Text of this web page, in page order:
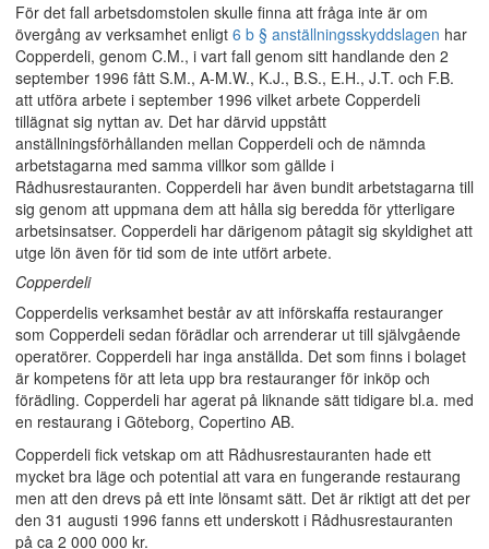
För det fall arbetsdomstolen skulle finna att fråga inte är om
övergång av verksamhet enligt 6 b § anställningsskyddslagen har
Copperdeli, genom C.M., i vart fall genom sitt handlande den 2
september 1996 fått S.M., A-M.W., K.J., B.S., E.H., J.T. och F.B.
att utföra arbete i september 1996 vilket arbete Copperdeli
tillägnat sig nyttan av. Det har därvid uppstått
anställningsförhållanden mellan Copperdeli och de nämnda
arbetstagarna med samma villkor som gällde i
Rådhusrestauranten. Copperdeli har även bundit arbetstagarna till
sig genom att uppmana dem att hålla sig beredda för ytterligare
arbetsinsatser. Copperdeli har därigenom påtagit sig skyldighet att
utge lön även för tid som de inte utfört arbete.
Copperdeli
Copperdelis verksamhet består av att införskaffa restauranger
som Copperdeli sedan förädlar och arrenderar ut till självgående
operatörer. Copperdeli har inga anställda. Det som finns i bolaget
är kompetens för att leta upp bra restauranger för inköp och
förädling. Copperdeli har agerat på liknande sätt tidigare bl.a. med
en restaurang i Göteborg, Copertino AB.
Copperdeli fick vetskap om att Rådhusrestauranten hade ett
mycket bra läge och potential att vara en fungerande restaurang
men att den drevs på ett inte lönsamt sätt. Det är riktigt att det per
den 31 augusti 1996 fanns ett underskott i Rådhusrestauranten
på ca 2 000 000 kr.